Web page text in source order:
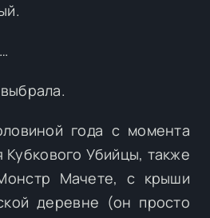
года с момента
Кубкового Убийцы, также
Мачете, с крыши
деревне (он просто